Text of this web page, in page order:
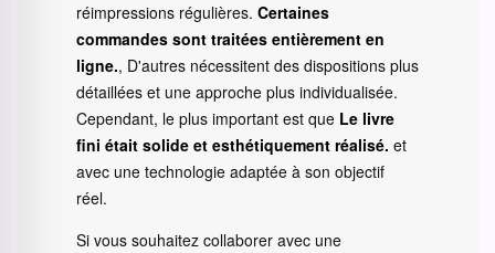
réimpressions régulières. Certaines
commandes sont traitées entièrement en
ligne., D'autres nécessitent des dispositions plus
détaillées et une approche plus individualisée.
Cependant, le plus important est que Le livre
fini était solide et esthétiquement réalisé. et
avec une technologie adaptée à son objectif
réel.
Si vous souhaitez collaborer avec une